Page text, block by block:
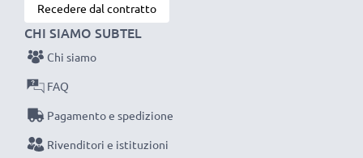
Caricatore CELLONIC: un caricabatterie dall’ottimo
rapporto qualità-prezzo
AC Adapter / Power Supply:
Marca: CELLONIC
Collegamento 1: Connettore
Tensione di uscita / Output Volt: 5V
Recedere dal contratto
CHI SIAMO SUBTEL
Chi siamo
FAQ
Pagamento e spedizione
Rivenditori e istituzioni